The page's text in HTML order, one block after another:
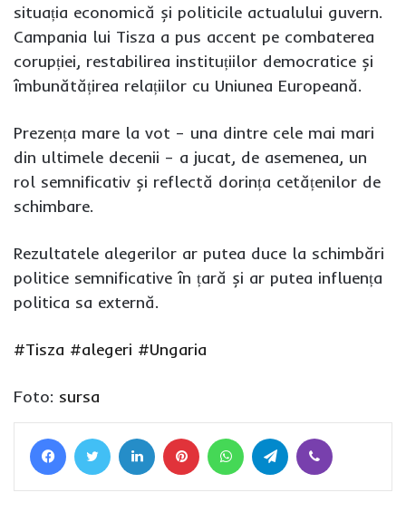
situația economică și politicile actualului guvern.
Campania lui Tisza a pus accent pe combaterea
corupției, restabilirea instituțiilor democratice și
îmbunătățirea relațiilor cu Uniunea Europeană.
Prezența mare la vot – una dintre cele mai mari
din ultimele decenii – a jucat, de asemenea, un
rol semnificativ și reflectă dorința cetățenilor de
schimbare.
Rezultatele alegerilor ar putea duce la schimbări
politice semnificative în țară și ar putea influența
politica sa externă.
#Tisza #alegeri #Ungaria
Foto: sursa
FacebookTwitter LinkedIn Pinterest WhatsAppTelegram